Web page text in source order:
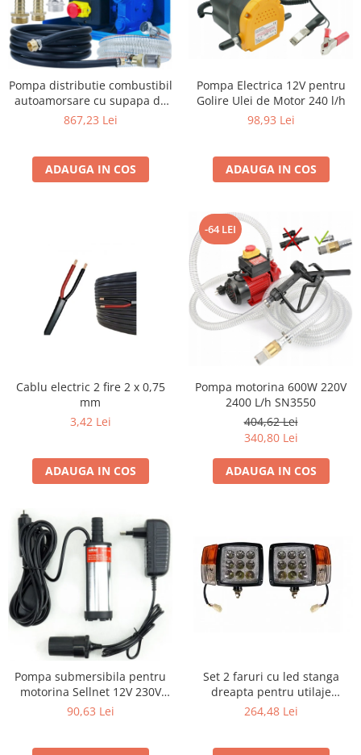
Pompa distributie combustibil
autoamorsare cu supapa de
retur automat capacitat e:
867,23 Lei
ADAUGA IN COS
Pompa Electrica 12V pentru
Golire Ulei de Motor 240 l/h
98,93 Lei
ADAUGA IN COS
Cablu electric 2 fire 2 x 0,75
mm
3,42 Lei
ADAUGA IN COS
-64 LEI
Pompa motorina 600W 220V
2400 L/h SN3550
404,62 Lei
340,80 Lei
ADAUGA IN COS
Pompa submersibila pentru
motorina Sellnet 12V 230V
38mm cu adaptor pentru
90,63 Lei
Set 2 faruri cu led stanga
dreapta pentru utilaje
dezapezire agricole tractoare
264,48 Lei